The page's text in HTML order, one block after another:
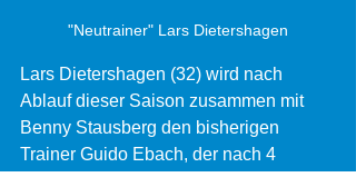
"Neutrainer" Lars Dietershagen
Lars Dietershagen (32) wird nach
Ablauf dieser Saison zusammen mit
Benny Stausberg den bisherigen
Trainer Guido Ebach, der nach 4